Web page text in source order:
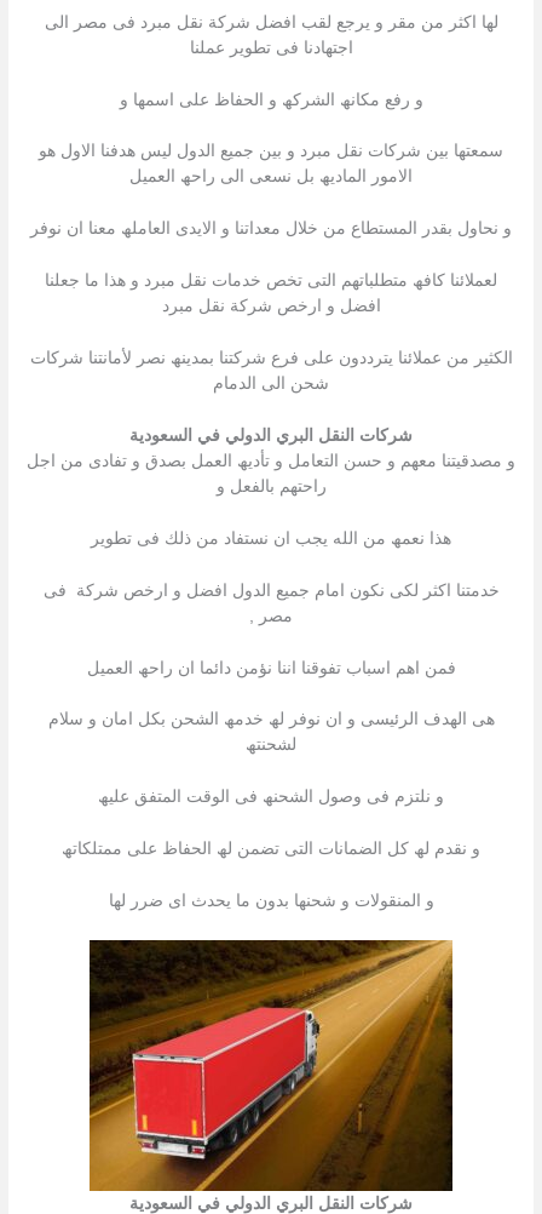
لھا اكثر من مقر و یرجع لقب افضل شركة نقل مبرد فى مصر الى
اجتھادنا فى تطویر عملنا
و رفع مكانھ الشركھ و الحفاظ على اسمھا و
سمعتھا بین شركات نقل مبرد و بین جمیع الدول لیس ھدفنا الاول ھو
الامور المادیھ بل نسعى الى راحھ العمیل
و نحاول بقدر المستطاع من خلال معداتنا و الایدى العاملھ معنا ان نوفر
لعملائنا كافھ متطلباتھم التى تخص خدمات نقل مبرد و ھذا ما جعلنا
افضل و ارخص شركة نقل مبرد
الكثیر من عملائنا یترددون على فرع شركتنا بمدینھ نصر لأمانتنا شركات
شحن الى الدمام
شركات النقل البري الدولي في السعودية
و مصدقیتنا معھم و حسن التعامل و تأدیھ العمل بصدق و تفادى من اجل
راحتھم بالفعل و
ھذا نعمھ من الله یجب ان نستفاد من ذلك فى تطویر
خدمتنا اكثر لكى نكون امام جمیع الدول افضل و ارخص شركة فى
مصر ,
فمن اھم اسباب تفوقنا اننا نؤمن دائما ان راحھ العمیل
ھى الھدف الرئیسى و ان نوفر لھ خدمھ الشحن بكل امان و سلام
لشحنتھ
و نلتزم فى وصول الشحنھ فى الوقت المتفق علیھ
و نقدم لھ كل الضمانات التى تضمن لھ الحفاظ على ممتلكاتھ
و المنقولات و شحنھا بدون ما یحدث اى ضرر لھا
شركات النقل البري الدولي في السعودية